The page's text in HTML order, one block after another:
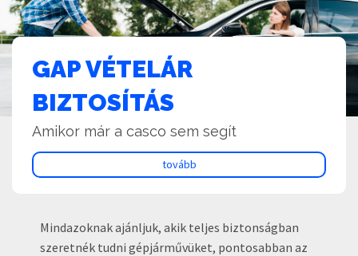
GAP VÉTELÁR
BIZTOSÍTÁS
Amikor már a casco sem segít
tovább
Mindazoknak ajánljuk, akik teljes biztonságban
szeretnék tudni gépjárművüket, pontosabban az